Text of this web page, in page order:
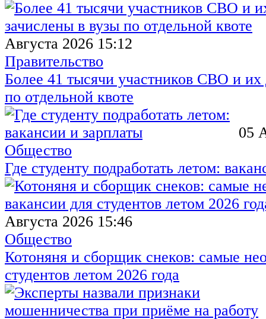
Августа 2026 15:12
Правительство
Более 41 тысячи участников СВО и их
по отдельной квоте
05
Общество
Где студенту подработать летом:
Августа 2026 15:46
Общество
Котоняня и сборщик снеков: самые
студентов летом 2026 года